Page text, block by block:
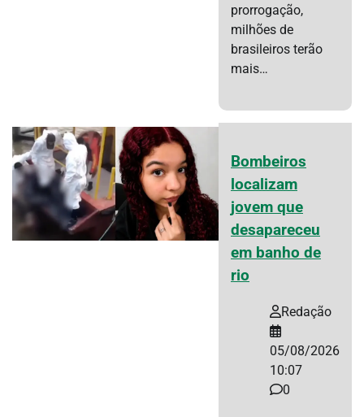
prorrogação,
milhões de
brasileiros terão
mais…
Bombeiros
localizam
jovem que
desapareceu
em banho de
rio
Redação
05/08/2026
10:07
0